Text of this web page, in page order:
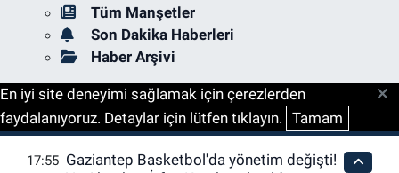
Tüm Manşetler
Son Dakika Haberleri
Haber Arşivi
En iyi site deneyimi sağlamak için çerezlerden
faydalanıyoruz. Detaylar için lütfen tıklayın. Tamam
17:55 Gaziantep Basketbol'da yönetim değişti!